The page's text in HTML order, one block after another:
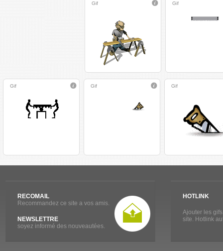
Gif Gif
Gif Gif Gif
RECOMAIL
Recommandez ce site a vos amis.
NEWSLETTRE
soyez informé des nouveautées.
HOTLINK
Ajouter les
site. Hotlink